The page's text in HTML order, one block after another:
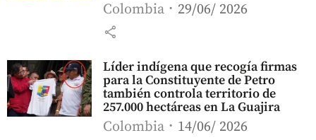
Colombia 29/06/ 2026
share
Líder indígena que recogía firmas
para la Constituyente de Petro
también controla territorio de
257.000 hectáreas en La Guajira
Colombia 14/06/ 2026